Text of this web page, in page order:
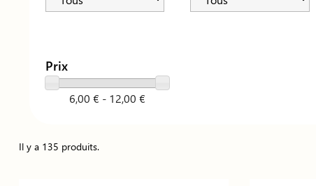
Prix
6,00 € - 12,00 €
Il y a 135 produits.